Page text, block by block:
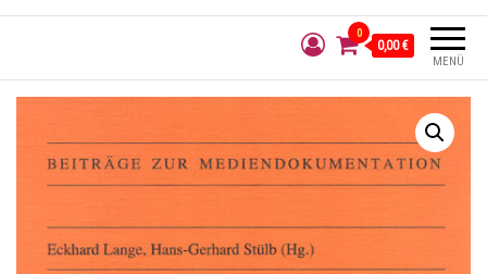
MENÜ
0
0,00 €